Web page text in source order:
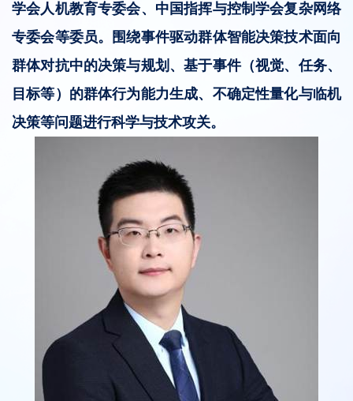
学会人机教育专委会、中国指挥与控制学会复杂网络
专委会等委员。围绕事件驱动群体智能决策技术面向
群体对抗中的决策与规划、基于事件（视觉、任务、
目标等）的群体行为能力生成、不确定性量化与临机
决策等问题进行科学与技术攻关。